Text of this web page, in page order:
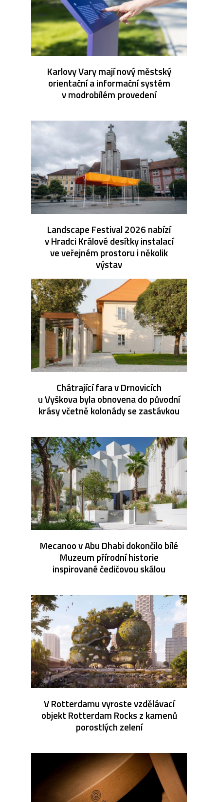
Karlovy Vary mají nový městský
orientační a informační systém
v modrobílém provedení
Landscape Festival 2026 nabízí
v Hradci Králové desítky instalací
ve veřejném prostoru i několik
výstav
Chátrající fara v Drnovicích
u Vyškova byla obnovena do původní
krásy včetně kolonády se zastávkou
Mecanoo v Abu Dhabi dokončilo bílé
Muzeum přírodní historie
inspirované čedičovou skálou
V Rotterdamu vyroste vzdělávací
objekt Rotterdam Rocks z kamenů
porostlých zelení